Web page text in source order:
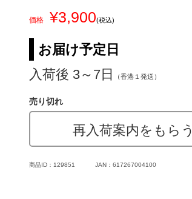
価格 ¥3,900(税込)
お届け予定日
入荷後 3～7日
（香港１発送）
売り切れ
再入荷案内をもらう
商品ID：129851 JAN：617267004100